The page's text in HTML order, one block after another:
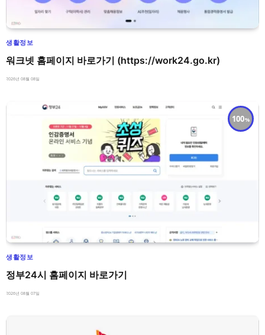
생활정보
워크넷 홈페이지 바로가기 (https://work24.go.kr)
2026년 08월 08일
100
생활정보
정부24시 홈페이지 바로가기
2026년 08월 07일